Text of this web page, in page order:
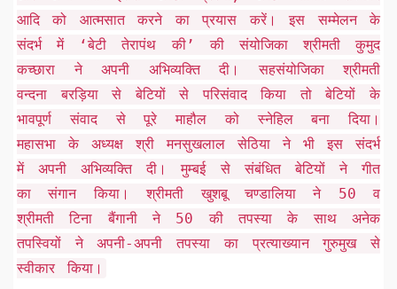
आदि को आत्मसात करने का प्रयास करें। इस सम्मेलन के
संदर्भ में ‘बेटी तेरापंथ की’ की संयोजिका श्रीमती कुमुद
कच्छारा ने अपनी अभिव्यक्ति दी। सहसंयोजिका श्रीमती
वन्दना बरड़िया से बेटियों से परिसंवाद किया तो बेटियों के
भावपूर्ण संवाद से पूरे माहौल को स्नेहिल बना दिया।
महासभा के अध्यक्ष श्री मनसुखलाल सेठिया ने भी इस संदर्भ
में अपनी अभिव्यक्ति दी। मुम्बई से संबंधित बेटियों ने गीत
का संगान किया। श्रीमती खुशबू चण्डालिया ने 50 व
श्रीमती टिना बैंगानी ने 50 की तपस्या के साथ अनेक
तपस्वियों ने अपनी-अपनी तपस्या का प्रत्याख्यान गुरुमुख से
स्वीकार किया।